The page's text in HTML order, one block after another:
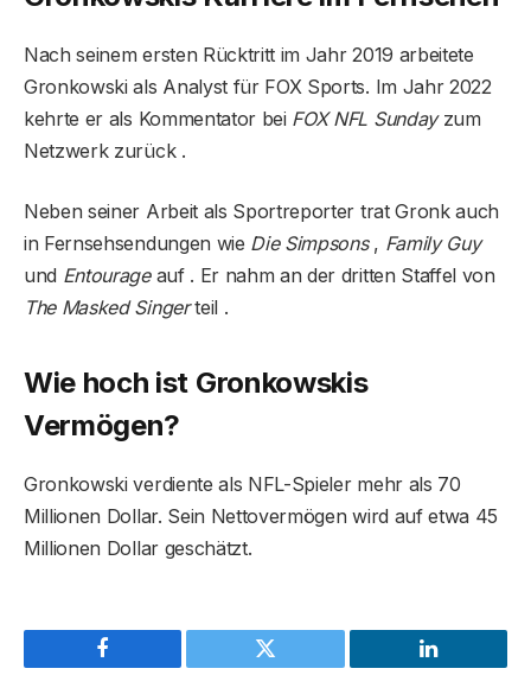
Nach seinem ersten Rücktritt im Jahr 2019 arbeitete
Gronkowski als Analyst für FOX Sports. Im Jahr 2022
kehrte er als Kommentator bei FOX NFL Sundayzum
Netzwerk zurück .
Neben seiner Arbeit als Sportreporter trat Gronk auch
in Fernsehsendungen wie Die Simpsons, Family Guy
und Entourageauf . Er nahm an der dritten Staffel von
The Masked Singerteil .
Wie hoch ist Gronkowskis
Vermögen?
Gronkowski verdiente als NFL-Spieler mehr als 70
Millionen Dollar. Sein Nettovermögen wird auf etwa 45
Millionen Dollar geschätzt.
Facebook Twitter LinkedIn